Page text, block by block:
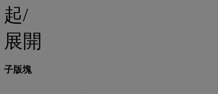
子版塊